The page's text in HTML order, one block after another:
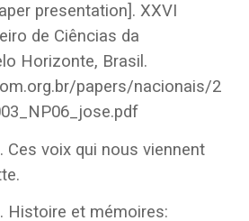
presentation]. XXVI
de Ciências da
Horizonte, Brasil.
papers/nacionais/2
Ces voix qui nous viennent
Histoire et mémoires: